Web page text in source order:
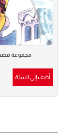
مجموعة قصص
أضف إلى السلة